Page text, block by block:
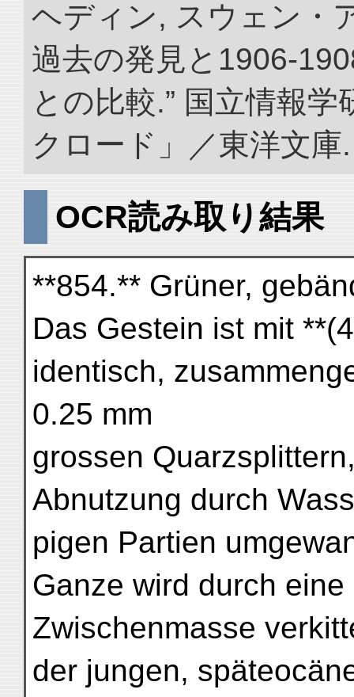
ヘディン, スウェン・
過去の発見と1906-
との比較.” 国立情報
クロード」／東洋文
OCR読み取り結果
**854.** Grüner,
Das Gestein ist mit
identisch,
0.25 mm
grossen
Abnutzung durch
pigen Partien
Ganze wird durch
Zwischenmasse
der jungen,